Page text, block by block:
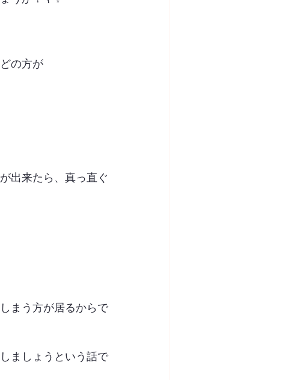
の方が
出来たら、真っ直ぐ
まう方が居るからで
ましょうという話で